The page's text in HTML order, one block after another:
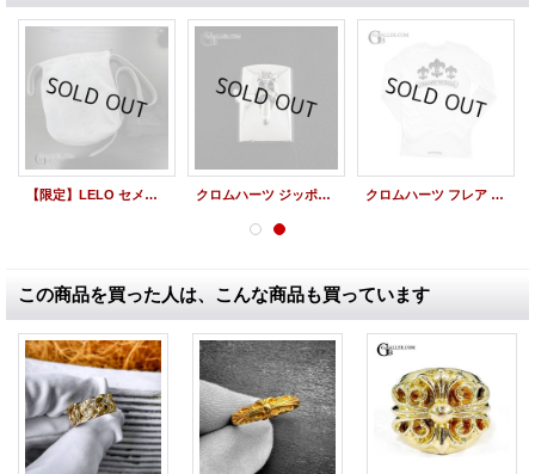
【限定】LELO セメタリークロスパッチ ショルダーバッグ クロムハーツ ジッポー ダガー ZIPPO クロムハーツ フレア サーマルシャツ ロング
この商品を買った人は、こんな商品も買っています